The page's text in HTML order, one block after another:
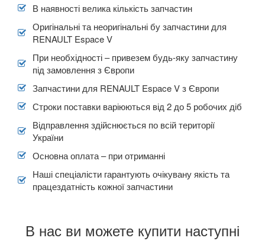
В наявності велика кількість запчастин
Оригінальні та неоригінальні бу запчастини для
RENAULT Espace V
При необхідності – привезем будь-яку запчастину
під замовлення з Європи
Запчастини для RENAULT Espace V з Європи
Строки поставки варіюються від 2 до 5 робочих діб
Відправлення здійснюється по всій території
України
Основна оплата – при отриманні
Наші спеціалісти гарантують очікувану якість та
працездатність кожної запчастини
В нас ви можете купити наступні